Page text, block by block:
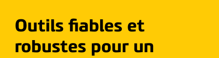
Outils fiables et
robustes pour un